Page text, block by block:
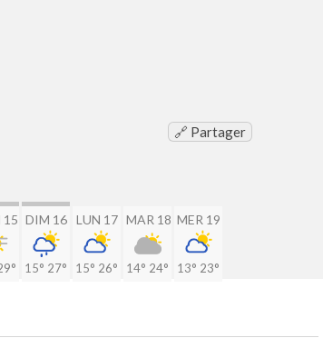
🔗 Partager
15 DIM 16
15° 27°
LUN 17
15° 26°
MAR 18
14° 24°
MER 19
13° 23°